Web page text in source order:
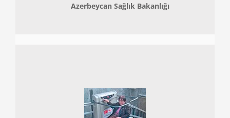
Azerbeycan Sağlık Bakanlığı